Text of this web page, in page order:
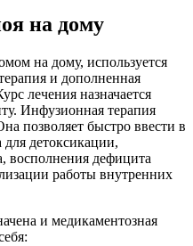
на дому
на дому, используется
и дополненная
лечения назначается
Инфузионная терапия
позволяет быстро ввести в
детоксикации,
восполнения дефицита
работы внутренних
и медикаментозная